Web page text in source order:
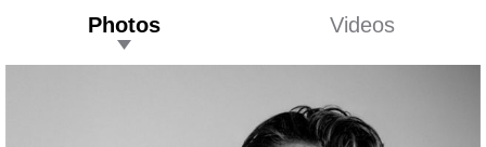
Photos Videos